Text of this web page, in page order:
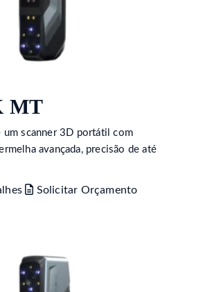
MT
scanner 3D portátil com
avançada, precisão de até
Solicitar Orçamento